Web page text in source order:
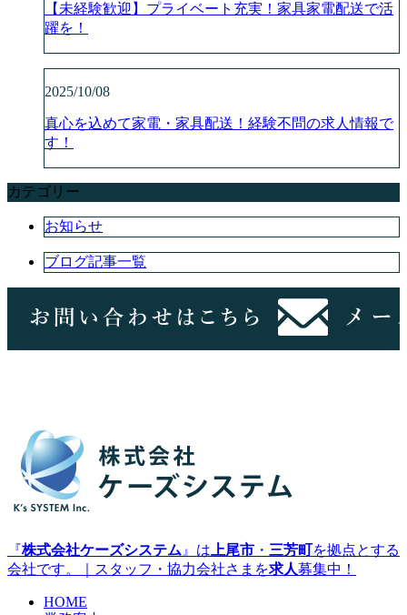
【未経験歓迎】プライベート充実！家具家電配送で活
躍を！
2025/10/08
真心を込めて家電・家具配送！経験不問の求人情報で
す！
カテゴリー
お知らせ
ブログ記事一覧
『株式会社ケーズシステム 』は 上尾市 ・ 三芳町を拠点とする
会社です。｜スタッフ・協力会社さまを求人募集中！
HOME